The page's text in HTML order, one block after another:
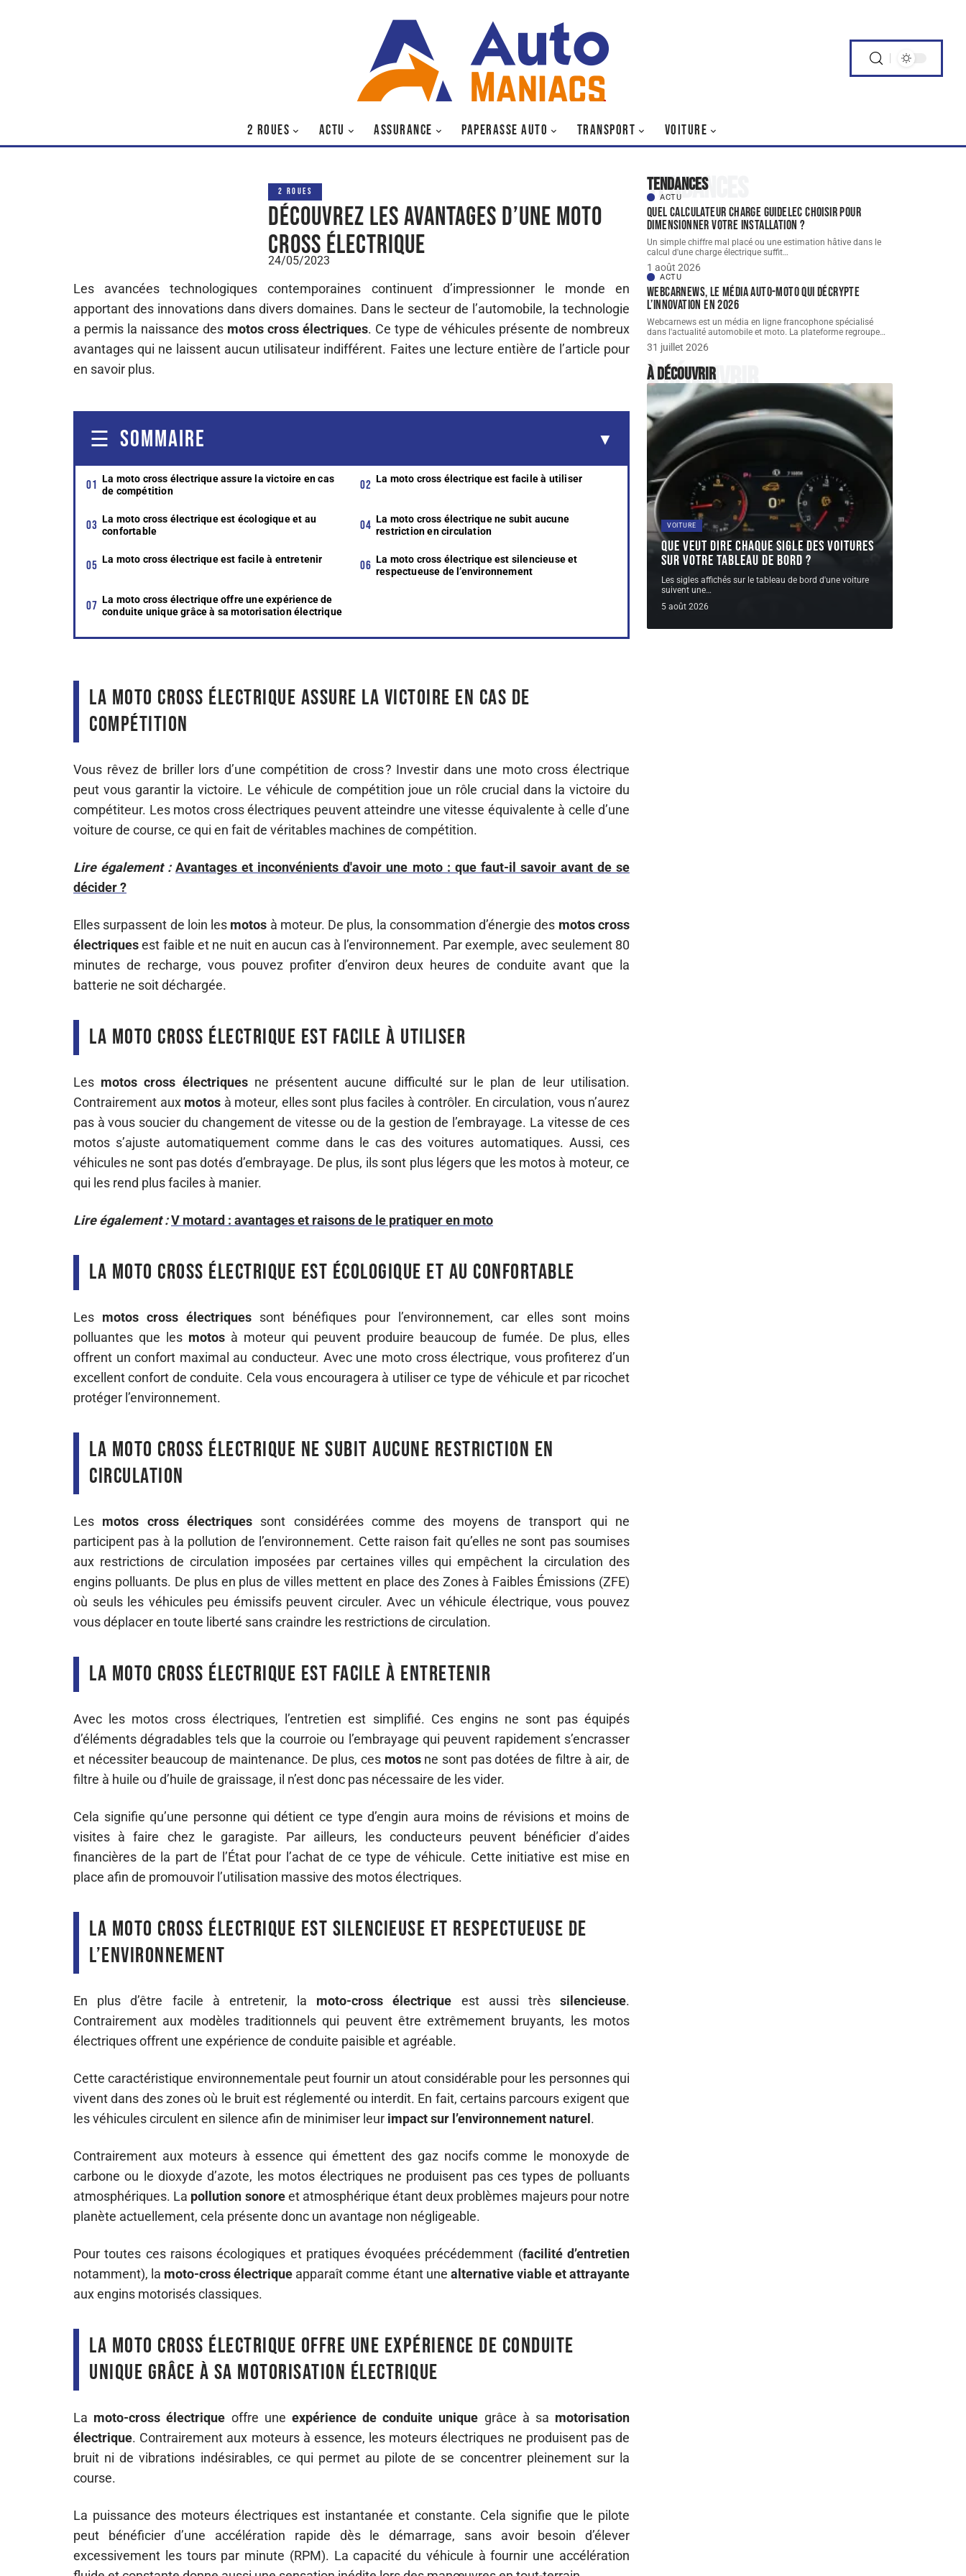
2 ROUES ACTU ASSURANCE PAPERASSE AUTO TRANSPORT VOITURE
2 ROUES
Découvrez les avantages d’une moto
cross électrique
24/05/2023
Les avancées technologiques contemporaines continuent d’impressionner le monde en
apportant des innovations dans divers domaines. Dans le secteur de l’automobile, la technologie
a permis la naissance des motos cross électriques. Ce type de véhicules présente de nombreux
avantages qui ne laissent aucun utilisateur indifférent. Faites une lecture entière de l’article pour
en savoir plus.
SOMMAIRE
La moto cross électrique assure la victoire en cas
de compétition
La moto cross électrique est facile à utiliser
La moto cross électrique est écologique et au
confortable
La moto cross électrique ne subit aucune
restriction en circulation
La moto cross électrique est facile à entretenir
La moto cross électrique est silencieuse et
respectueuse de l’environnement
La moto cross électrique offre une expérience de
conduite unique grâce à sa motorisation électrique
La moto cross électrique assure la victoire en cas de
compétition
Vous rêvez de briller lors d’une compétition de cross ? Investir dans une moto cross électrique
peut vous garantir la victoire. Le véhicule de compétition joue un rôle crucial dans la victoire du
compétiteur. Les motos cross électriques peuvent atteindre une vitesse équivalente à celle d’une
voiture de course, ce qui en fait de véritables machines de compétition.
Lire également : Avantages et inconvénients d'avoir une moto : que faut-il savoir avant de se
décider ?
Elles surpassent de loin les motos à moteur. De plus, la consommation d’énergie des motos cross
électriquesest faible et ne nuit en aucun cas à l’environnement. Par exemple, avec seulement 80
minutes de recharge, vous pouvez profiter d’environ deux heures de conduite avant que la
batterie ne soit déchargée.
La moto cross électrique est facile à utiliser
Les motos cross électriquesne présentent aucune difficulté sur le plan de leur utilisation.
Contrairement aux motos à moteur, elles sont plus faciles à contrôler. En circulation, vous n’aurez
pas à vous soucier du changement de vitesse ou de la gestion de l’embrayage. La vitesse de ces
motos s’ajuste automatiquement comme dans le cas des voitures automatiques. Aussi, ces
véhicules ne sont pas dotés d’embrayage. De plus, ils sont plus légers que les motos à moteur, ce
qui les rend plus faciles à manier.
Lire également :V motard : avantages et raisons de le pratiquer en moto
La moto cross électrique est écologique et au confortable
Les motos cross électriques sont bénéfiques pour l’environnement, car elles sont moins
polluantes que les motos à moteur qui peuvent produire beaucoup de fumée. De plus, elles
offrent un confort maximal au conducteur. Avec une moto cross électrique, vous profiterez d’un
excellent confort de conduite. Cela vous encouragera à utiliser ce type de véhicule et par ricochet
protéger l’environnement.
La moto cross électrique ne subit aucune restriction en
circulation
Les motos cross électriques sont considérées comme des moyens de transport qui ne
participent pas à la pollution de l’environnement. Cette raison fait qu’elles ne sont pas soumises
aux restrictions de circulation imposées par certaines villes qui empêchent la circulation des
engins polluants. De plus en plus de villes mettent en place des Zones à Faibles Émissions (ZFE)
où seuls les véhicules peu émissifs peuvent circuler. Avec un véhicule électrique, vous pouvez
vous déplacer en toute liberté sans craindre les restrictions de circulation.
La moto cross électrique est facile à entretenir
Avec les motos cross électriques, l’entretien est simplifié. Ces engins ne sont pas équipés
d’éléments dégradables tels que la courroie ou l’embrayage qui peuvent rapidement s’encrasser
et nécessiter beaucoup de maintenance. De plus, ces motosne sont pas dotées de filtre à air, de
filtre à huile ou d’huile de graissage, il n’est donc pas nécessaire de les vider.
Cela signifie qu’une personne qui détient ce type d’engin aura moins de révisions et moins de
visites à faire chez le garagiste. Par ailleurs, les conducteurs peuvent bénéficier d’aides
financières de la part de l’État pour l’achat de ce type de véhicule. Cette initiative est mise en
place afin de promouvoir l’utilisation massive des motos électriques.
La moto cross électrique est silencieuse et respectueuse de
l’environnement
En plus d’être facile à entretenir, la moto-cross électrique est aussi trèssilencieuse.
Contrairement aux modèles traditionnels qui peuvent être extrêmement bruyants, les motos
électriques offrent une expérience de conduite paisible et agréable.
Cette caractéristique environnementale peut fournir un atout considérable pour les personnes qui
vivent dans des zones où le bruit est réglementé ou interdit. En fait, certains parcours exigent que
les véhicules circulent en silence afin de minimiser leur impact sur l’environnement naturel .
Contrairement aux moteurs à essence qui émettent des gaz nocifs comme le monoxyde de
carbone ou le dioxyde d’azote, les motos électriques ne produisent pas ces types de polluants
atmosphériques. La pollution sonoreet atmosphérique étant deux problèmes majeurs pour notre
planète actuellement, cela présente donc un avantage non négligeable.
Pour toutes ces raisons écologiques et pratiques évoquées précédemment (facilité d’entretien
notamment), la moto-cross électrique apparaît comme étant une alternative viable et attrayante
aux engins motorisés classiques.
La moto cross électrique offre une expérience de conduite
unique grâce à sa motorisation électrique
La moto-cross électrique offre une expérience de conduite unique grâce à sa motorisation
électrique. Contrairement aux moteurs à essence, les moteurs électriques ne produisent pas de
bruit ni de vibrations indésirables, ce qui permet au pilote de se concentrer pleinement sur la
course.
La puissance des moteurs électriques est instantanée et constante. Cela signifie que le pilote
peut bénéficier d’une accélération rapide dès le démarrage, sans avoir besoin d’élever
excessivement les tours par minute (RPM). La capacité du véhicule à fournir une accélération
Tendances
Tendances
ACTU
Quel Calculateur charge guidelec choisir pour
dimensionner votre installation ?
Un simple chiffre mal placé ou une estimation hâtive dans le
calcul d'une charge électrique suffit…
1 août 2026
ACTU
Webcarnews, le média auto-moto qui décrypte
l’innovation en 2026
Webcarnews est un média en ligne francophone spécialisé
dans l'actualité automobile et moto. La plateforme regroupe…
31 juillet 2026
À découvrir
À découvrir
VOITURE
Que veut dire chaque sigle des voitures
sur votre tableau de bord ?
Les sigles affichés sur le tableau de bord d'une voiture
suivent une…
5 août 2026